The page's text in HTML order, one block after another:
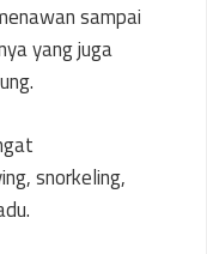
sampai
yang juga
snorkeling,